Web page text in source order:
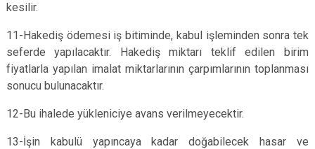
kesilir.
11-Hakediş ödemesi iş bitiminde, kabul işleminden sonra tek
seferde yapılacaktır. Hakediş miktarı teklif edilen birim
fiyatlarla yapılan imalat miktarlarının çarpımlarının toplanması
sonucu bulunacaktır.
12-Bu ihalede yükleniciye avans verilmeyecektir.
13-İşin kabulü yapıncaya kadar doğabilecek hasar ve